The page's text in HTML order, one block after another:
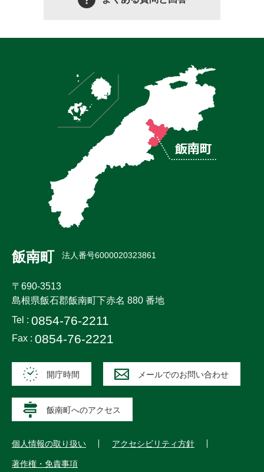
飯南町 法人番号6000020323861
〒690-3513
島根県飯石郡飯南町下赤名 880 番地
Tel : 0854-76-2211
Fax : 0854-76-2221
開庁時間 メールでのお問い合わせ
飯南町へのアクセス
個人情報の取り扱い アクセシビリティ方針
著作権・免責事項